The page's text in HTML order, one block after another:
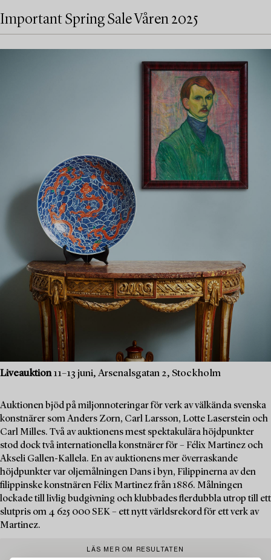
Important Spring Sale Våren 2025
Liveauktion11–13 juni, Arsenalsgatan 2, Stockholm
Auktionen bjöd på miljonnoteringar för verk av välkända svenska
konstnärer som Anders Zorn, Carl Larsson, Lotte Laserstein och
Carl Milles. Två av auktionens mest spektakulära höjdpunkter
stod dock två internationella konstnärer för – Félix Martinez och
Akseli Gallen-Kallela. En av auktionens mer överraskande
höjdpunkter var oljemålningen Dans i byn, Filippinerna av den
filippinske konstnären Félix Martinez från 1886. Målningen
lockade till livlig budgivning och klubbades flerdubbla utrop till ett
slutpris om 4 625 000 SEK – ett nytt världsrekord för ett verk av
Martinez.
LÄS MER OM RESULTATEN